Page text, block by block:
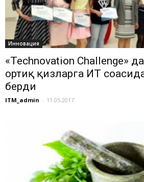
Инновация
«Technovation Challenge»
ортиқ қизларга ИТ
берди
ITM_admin - 11.05.2017